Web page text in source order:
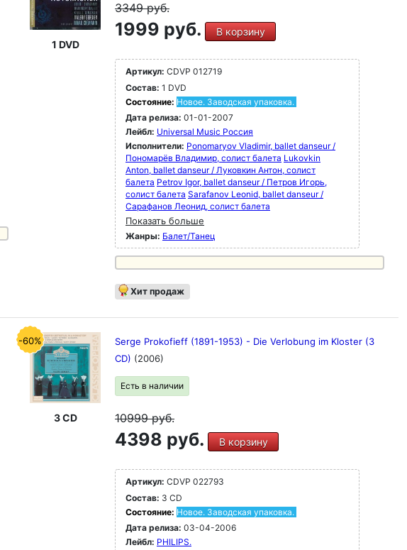
1 DVD
3349руб.
1999 руб. В корзину
Артикул: CDVP 012719
Состав: 1 DVD
Состояние: Новое. Заводская упаковка.
Дата релиза: 01-01-2007
Лейбл: Universal Music Россия
Исполнители: Ponomaryov Vladimir, ballet danseur /
Пономарёв Владимир, солист балета Lukovkin
Anton, ballet danseur / Луковкин Антон, солист
балета Petrov Igor, ballet danseur / Петров Игорь,
солист балета Sarafanov Leonid, ballet danseur /
Сарафанов Леонид, солист балета
Показать больше
Жанры: Балет/Танец
Хит продаж
-60%
3 CD
Serge Prokofieff (1891-1953) - Die Verlobung im Kloster (3
CD) (2006)
Есть в наличии
10999руб.
4398 руб. В корзину
Артикул: CDVP 022793
Состав: 3 CD
Состояние: Новое. Заводская упаковка.
Дата релиза: 03-04-2006
Лейбл: PHILIPS.